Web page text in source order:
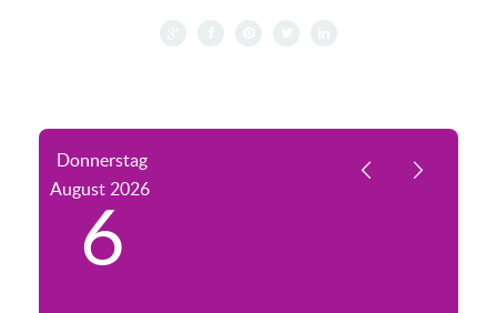
Donnerstag
August 2026
6